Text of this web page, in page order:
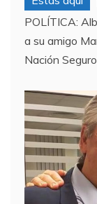
POLÍTICA:
a su amigo
Nación